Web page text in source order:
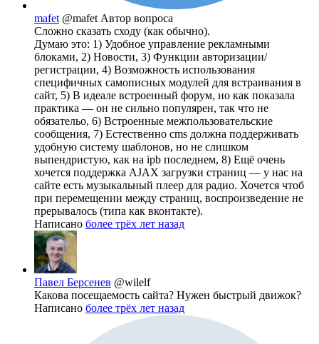
mafet @mafet Автор вопроса
Сложно сказать сходу (как обычно).
Думаю это: 1) Удобное управление рекламными
блоками, 2) Новости, 3) Функции авторизации/
регистрации, 4) Возможность использования
специфичных самописных модулей для встраивания в
сайт, 5) В идеале встроенный форум, но как показала
практика — он не сильно популярен, так что не
обязательо, 6) Встроенные межпользовательские
сообщения, 7) Естественно cms должна поддерживать
удобную систему шаблонов, но не слишком
выпендристую, как на ipb последнем, 8) Ещё очень
хочется поддержка AJAX загрузки страниц — у нас на
сайте есть музыкальный плеер для радио. Хочется чтоб
при перемещении между страниц, воспроизведение не
прерывалось (типа как вконтакте).
Написано более трёх лет назад
Павел Берсенев @wilelf
Какова посещаемость сайта? Нужен быстрый движок?
Написано более трёх лет назад